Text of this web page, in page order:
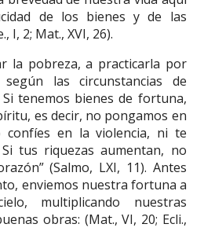
de los bienes y de las
I, 2; Mat., XVI, 26).
la pobreza, a practicarla por
las circunstancias de
tenemos bienes de fortuna,
es decir, no pongamos en
confíes en la violencia, ni te
tus riquezas aumentan, no
(Salmo, LXI, 11). Antes
enviemos nuestra fortuna a
multiplicando nuestras
obras: (Mat., VI, 20; Ecli.,